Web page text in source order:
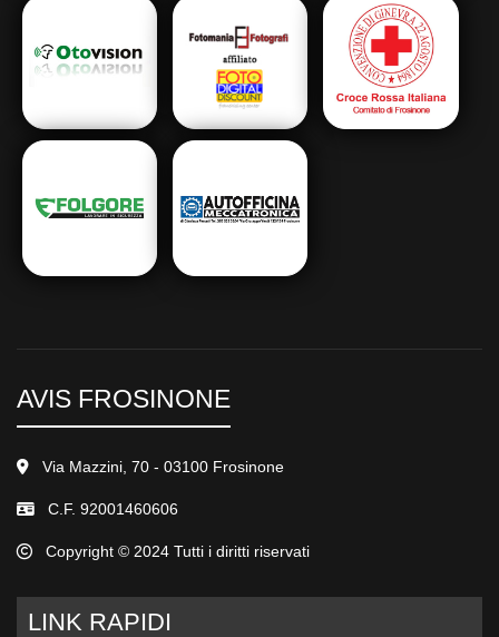
AVIS FROSINONE
Via Mazzini, 70 - 03100 Frosinone
C.F. 92001460606
Copyright © 2024 Tutti i diritti riservati
LINK RAPIDI